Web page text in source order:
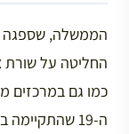
הממשלה, שספגה
החליטה על שורת
כמו גם במרכזים